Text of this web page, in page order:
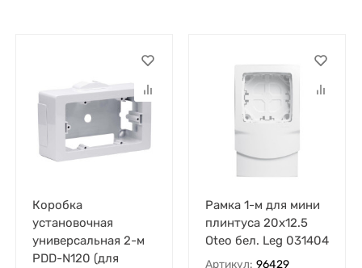
Коробка
установочная
универсальная 2-м
PDD-N120 (для
Рамка 1-м для мини
плинтуса 20х12.5
Oteo бел. Leg 031404
Артикул: 96429